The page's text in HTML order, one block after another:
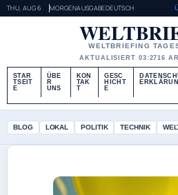
THU, AUG 6 MORGENAUSGABEDEUTSCH
WELTBRIEFING
AKTUALISIERT 03:2716
STAR
TSEIT
E
ÜBE
R
UNS
KON
TAK
T
GESC
HICHT
E
BLOG LOKAL POLITIK TECHNIK